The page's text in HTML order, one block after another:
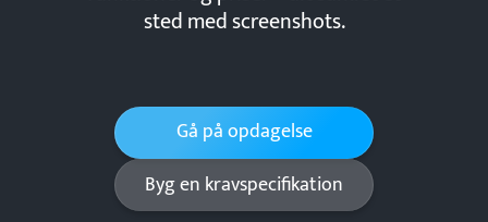
sted med screenshots.
Gå på opdagelse
Byg en kravspecifikation